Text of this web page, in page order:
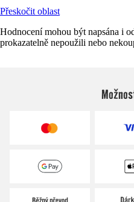
Přeskočit oblast
Hodnocení mohou být napsána i
prokazatelně nepoužili nebo